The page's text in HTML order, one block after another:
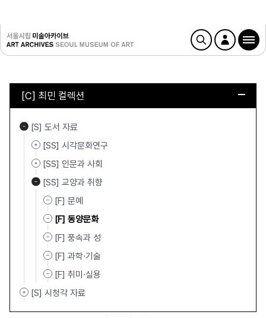
[C] 최민 컬렉션
[S] 도서 자료
[SS] 시각문화연구
[SS] 인문과 사회
[SS] 교양과 취향
[F] 문예
[F] 동양문화
[F] 풍속과 성
[F] 과학·기술
[F] 취미·실용
[S] 시청각 자료